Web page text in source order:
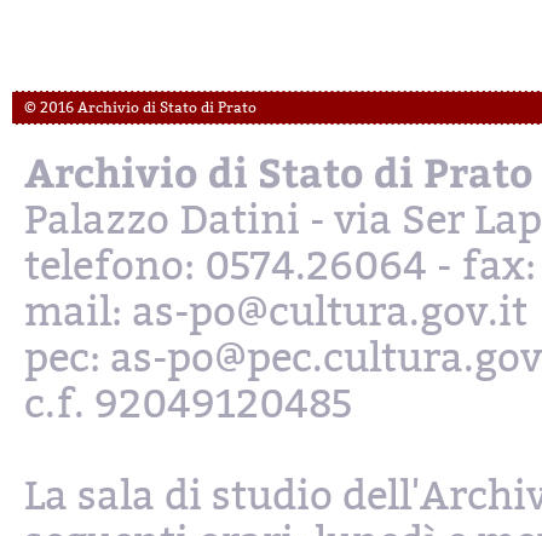
© 2016 Archivio di Stato di Prato
Archivio di Stato di Prato
Palazzo Datini - via Ser
telefono: 0574.26064 - fax:
mail: as-po@cultura.gov.it
pec: as-
c.f. 92049120485
La sala di studio